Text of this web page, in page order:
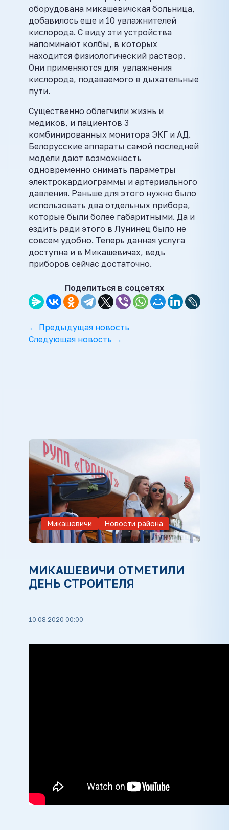
оборудована микашевичская больница,
добавилось еще и 10 увлажнителей
кислорода. С виду эти устройства
напоминают колбы, в которых
находится физиологический раствор.
Они применяются для увлажнения
кислорода, подаваемого в дыхательные
пути.
Существенно облегчили жизнь и
медиков, и пациентов 3
комбинированных монитора ЭКГ и АД.
Белорусские аппараты самой последней
модели дают возможность
одновременно снимать параметры
электрокардиограммы и артериального
давления. Раньше для этого нужно было
использовать два отдельных прибора,
которые были более габаритными. Да и
ездить ради этого в Лунинец было не
совсем удобно. Теперь данная услуга
доступна и в Микашевичах, ведь
приборов сейчас достаточно.
Поделиться в соцсетях
← Предыдущая новость
Следующая новость →
Микашевичи Новости района
МИКАШЕВИЧИ ОТМЕТИЛИ
ДЕНЬ СТРОИТЕЛЯ
10.08.2020 00:00